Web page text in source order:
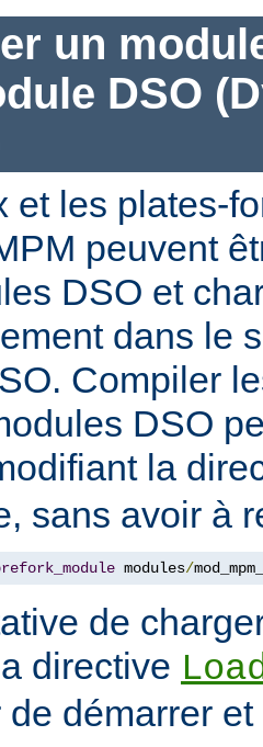
un
DSO
et les plates-
peuvent
DSO et
dans le
Compiler
DSO
la
sans avoir à
modules/
de
directive
de démarrer